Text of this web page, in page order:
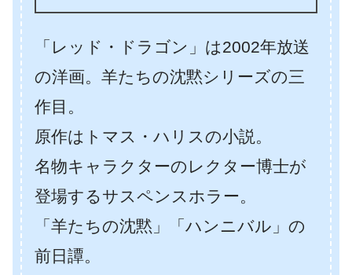
「レッド・ドラゴン」は2002年放送
の洋画。羊たちの沈黙シリーズの三
作目。
原作はトマス・ハリスの小説。
名物キャラクターのレクター博士が
登場するサスペンスホラー。
「羊たちの沈黙」「ハンニバル」の
前日譚。